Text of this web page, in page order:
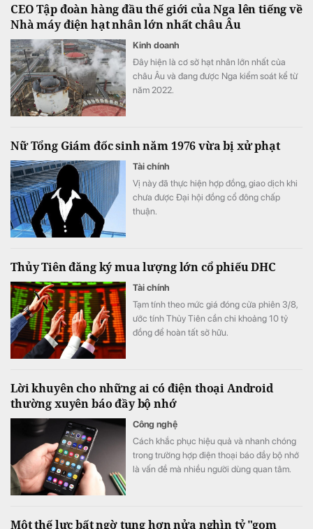
Invest.
CEO Tập đoàn hàng đầu thế giới của Nga lên tiếng về
Nhà máy điện hạt nhân lớn nhất châu Âu
Kinh doanh
Đây hiện là cơ sở hạt nhân lớn nhất của
châu Âu và đang được Nga kiểm soát kể từ
năm 2022.
Nữ Tổng Giám đốc sinh năm 1976 vừa bị xử phạt
Tài chính
Vị này đã thực hiện hợp đồng, giao dịch khi
chưa được Đại hội đồng cổ đông chấp
thuận.
Thủy Tiên đăng ký mua lượng lớn cổ phiếu DHC
Tài chính
Tạm tính theo mức giá đóng cửa phiên 3/8,
ước tính Thủy Tiên cần chi khoảng 10 tỷ
đồng để hoàn tất sở hữu.
Lời khuyên cho những ai có điện thoại Android
thường xuyên báo đầy bộ nhớ
Công nghệ
Cách khắc phục hiệu quả và nhanh chóng
trong trường hợp điện thoại báo đầy bộ nhớ
là vấn đề mà nhiều người dùng quan tâm.
Một thế lực bất ngờ tung hơn nửa nghìn tỷ "gom